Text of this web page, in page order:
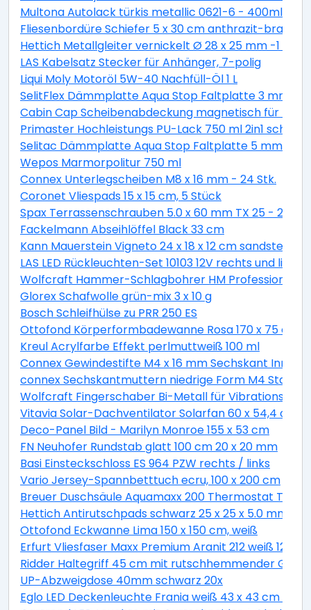
Multona Autolack türkis metallic 0621-6 - 400ml
Fliesenbordüre Schiefer 5 x 30 cm anthrazit-braun
Hettich Metallgleiter vernickelt Ø 28 x 25 mm -1
LAS Kabelsatz Stecker für Anhänger, 7-polig
Liqui Moly Motoröl 5W-40 Nachfüll-Öl 1 L
SelitFlex Dämmplatte Aqua Stop Faltplatte 3 mm
Cabin Cap Scheibenabdeckung magnetisch für
Primaster Hochleistungs PU-Lack 750 ml 2in1
Selitac Dämmplatte Aqua Stop Faltplatte 5 mm
Wepos Marmorpolitur 750 ml
Connex Unterlegscheiben M8 x 16 mm - 24 Stk.
Coronet Vliespads 15 x 15 cm, 5 Stück
Spax Terrassenschrauben 5.0 x 60 mm TX 25 - 200
Fackelmann Abseihlöffel Black 33 cm
Kann Mauerstein Vigneto 24 x 18 x 12 cm
LAS LED Rückleuchten-Set 10103 12V rechts und links
Wolfcraft Hammer-Schlagbohrer HM Professional
Glorex Schafwolle grün-mix 3 x 10 g
Bosch Schleifhülse zu PRR 250 ES
Ottofond Körperformbadewanne Rosa 170 x 75 cm,
Kreul Acrylfarbe Effekt perlmuttweiß 100 ml
Connex Gewindestifte M4 x 16 mm Sechskant Innen
connex Sechskantmuttern niedrige Form M4 Stahl
Wolfcraft Fingerschaber Bi-Metall für
Vitavia Solar-Dachventilator Solarfan 60 x 54,4 cm
Deco-Panel Bild - Marilyn Monroe 155 x 53 cm
FN Neuhofer Rundstab glatt 100 cm 20 x 20 mm
Basi Einsteckschloss ES 964 PZW rechts / links
Vario Jersey-Spannbetttuch ecru, 100 x 200 cm
Breuer Duschsäule Aquamaxx 200 Thermostat
Hettich Antirutschpads schwarz 25 x 25 x 5.0 mm -
Ottofond Eckwanne Lima 150 x 150 cm, weiß
Erfurt Vliesfaser Maxx Premium Aranit 212 weiß 12,5 x
Ridder Haltegriff 45 cm mit rutschhemmender
UP-Abzweigdose 40mm schwarz 20x
Eglo LED Deckenleuchte Frania weiß 43 x 43 cm